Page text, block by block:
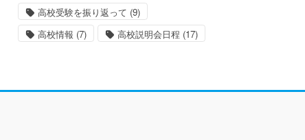
高校受験を振り返って (9)
高校情報 (7) 高校説明会日程 (17)